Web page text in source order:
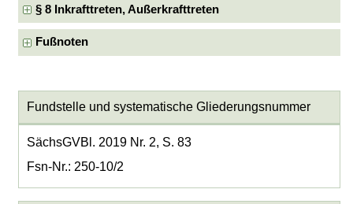
§ 8 Inkrafttreten, Außerkrafttreten
Fußnoten
Fundstelle und systematische Gliederungsnummer
SächsGVBl. 2019 Nr. 2, S. 83
Fsn-Nr.: 250-10/2